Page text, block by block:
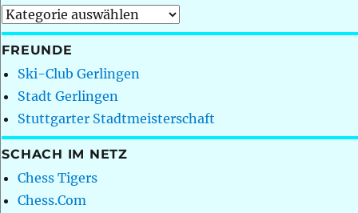
Kategorien
FREUNDE
Ski-Club Gerlingen
Stadt Gerlingen
Stuttgarter Stadtmeisterschaft
SCHACH IM NETZ
Chess Tigers
Chess.Com